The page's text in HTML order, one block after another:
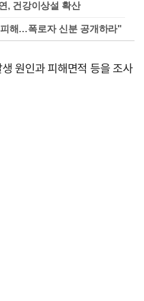
, 건강이상설 확산
해…폭로자 신분 공개하라"
원인과 피해면적 등을 조사